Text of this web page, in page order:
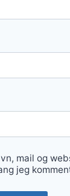
mail og
jeg